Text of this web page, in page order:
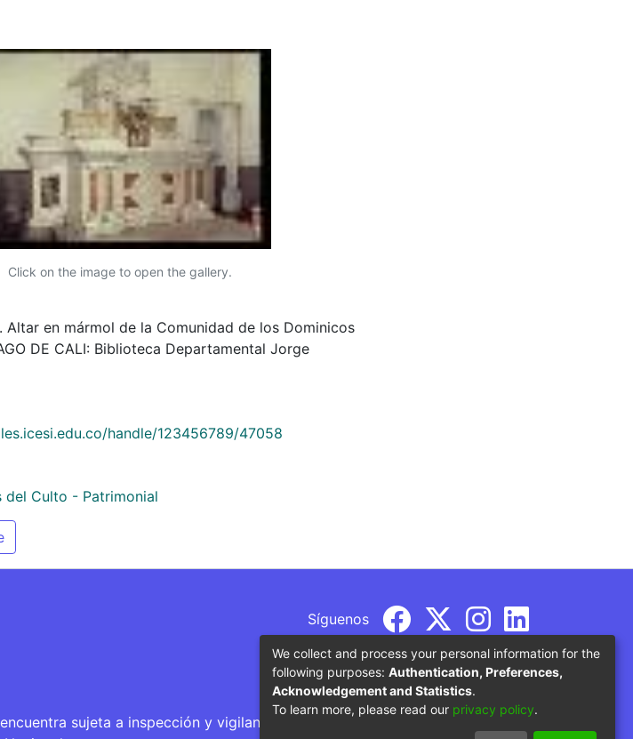
Click on the image to open the gallery.
Altar en mármol de la Comunidad de los Dominicos
DE CALI: Biblioteca Departamental Jorge
handle/123456789/47058
del Culto - Patrimonial
Síguenos
sujeta a inspección y vigilancia por parte del Ministerio de Educación
We collect and process your personal information for the
following purposes: Authentication, Preferences,
Acknowledgement and Statistics.
To learn more, please read our privacy policy.